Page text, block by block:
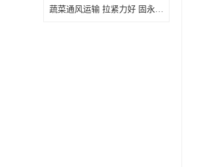
蔬菜通风运输 拉紧力好 固永包材